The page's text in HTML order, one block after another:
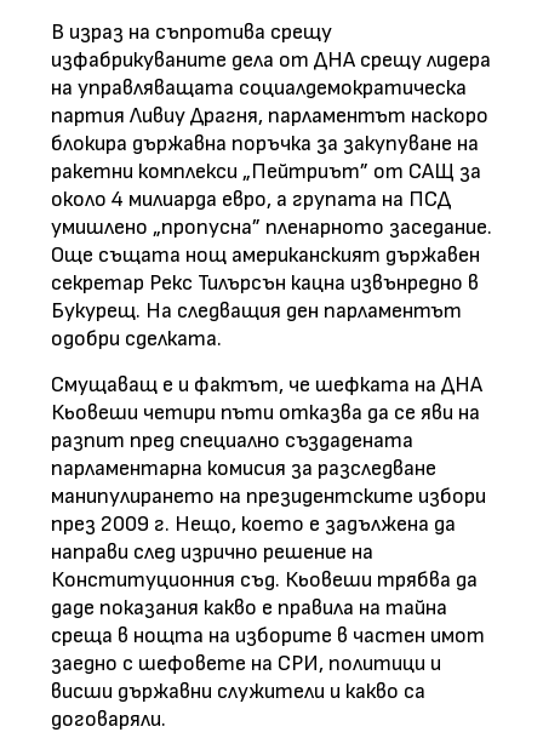
В израз на съпротива срещу
изфабрикуваните дела от ДНА срещу лидера
на управляващата социалдемократическа
партия Ливиу Драгня, парламентът наскоро
блокира държавна поръчка за закупуване на
ракетни комплекси „Пейтриът” от САЩ за
около 4 милиарда евро, а групата на ПСД
умишлено „пропусна” пленарното заседание.
Още същата нощ американският държавен
секретар Рекс Тилърсън кацна извънредно в
Букурещ. На следващия ден парламентът
одобри сделката.
Смущаващ е и фактът, че шефката на ДНА
Кьовеши четири пъти отказва да се яви на
разпит пред специално създадената
парламентарна комисия за разследване
манипулирането на президентските избори
през 2009 г. Нещо, което е задължена да
направи след изрично решение на
Конституционния съд. Кьовеши трябва да
даде показания какво е правила на тайна
среща в нощта на изборите в частен имот
заедно с шефовете на СРИ, политици и
висши държавни служители и какво са
договаряли.